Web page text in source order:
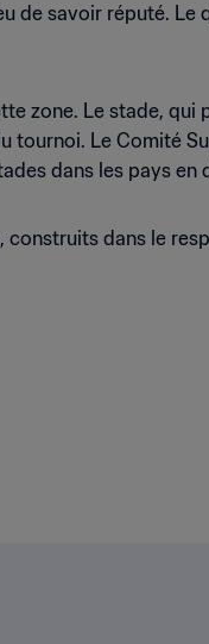
de savoir réputé. Le
zone. Le stade,
tournoi. Le Comité
dans les pays en
dans le